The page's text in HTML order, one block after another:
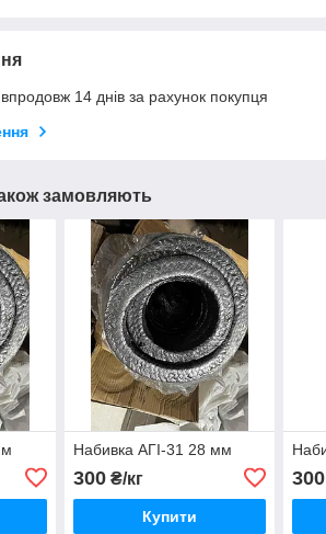
14 днів за рахунок покупця
замовляють
Набивка АГІ-31 28 мм
300₴/кг
Купити
300